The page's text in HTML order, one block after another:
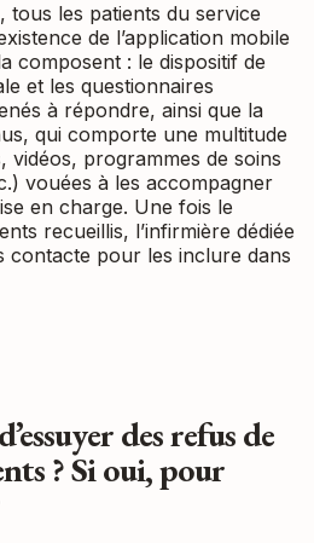
tous les patients du service
de l’application mobile
composent : le dispositif de
et les questionnaires
à répondre, ainsi que la
qui comporte une multitude
vidéos, programmes de soins
vouées à les accompagner
en charge. Une fois le
recueillis, l’infirmière dédiée
contacte pour les inclure dans
des refus de
? Si oui, pour